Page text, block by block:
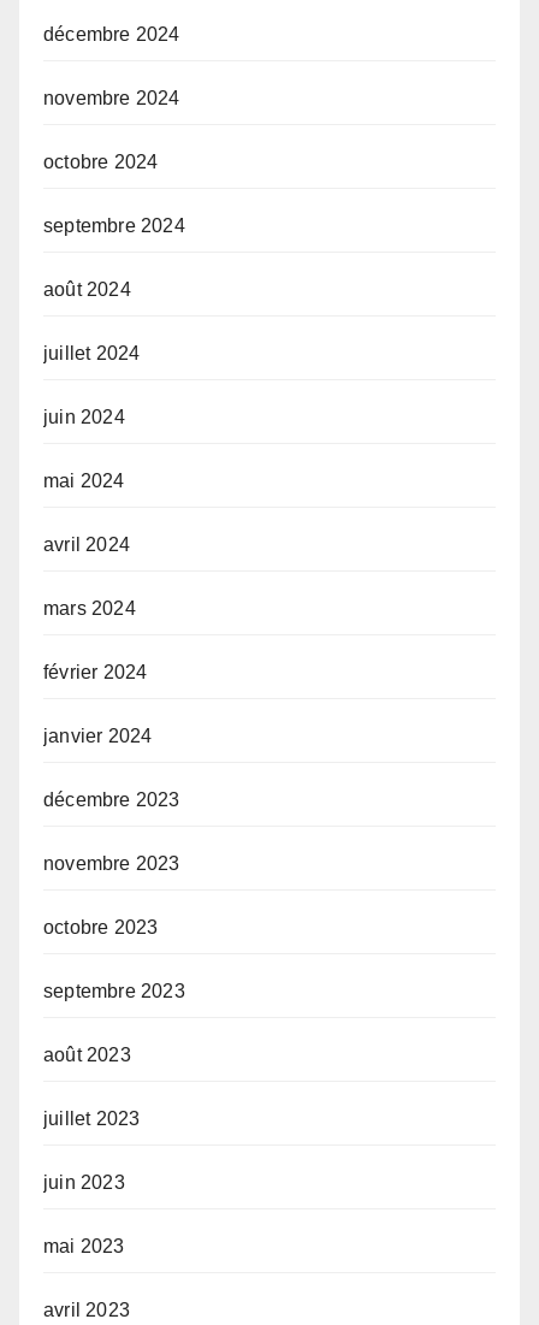
décembre 2024
novembre 2024
octobre 2024
septembre 2024
août 2024
juillet 2024
juin 2024
mai 2024
avril 2024
mars 2024
février 2024
janvier 2024
décembre 2023
novembre 2023
octobre 2023
septembre 2023
août 2023
juillet 2023
juin 2023
mai 2023
avril 2023